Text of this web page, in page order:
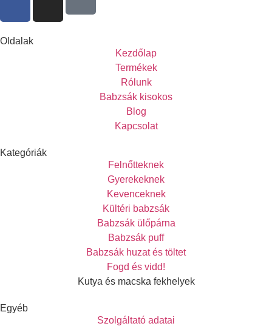
Oldalak
Kezdőlap
Termékek
Rólunk
Babzsák kisokos
Blog
Kapcsolat
Kategóriák
Felnőtteknek
Gyerekeknek
Kevenceknek
Kültéri babzsák
Babzsák ülőpárna
Babzsák puff
Babzsák huzat és töltet
Fogd és vidd!
Kutya és macska fekhelyek
Egyéb
Szolgáltató adatai